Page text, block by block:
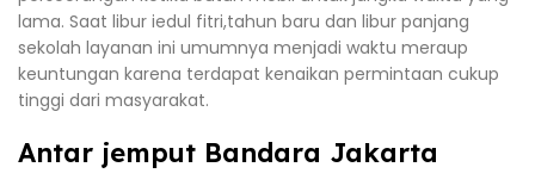
lama. Saat libur iedul fitri,tahun baru dan libur panjang
sekolah layanan ini umumnya menjadi waktu meraup
keuntungan karena terdapat kenaikan permintaan cukup
tinggi dari masyarakat.
Antar jemput Bandara Jakarta